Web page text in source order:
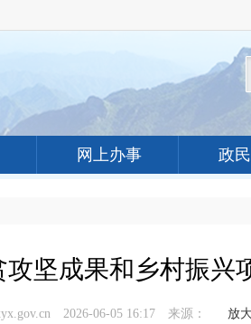
网上办事 政
坚成果和乡村振兴
2026-06-05 16:17 来源： 放